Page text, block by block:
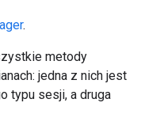
.
metody
jedna z nich jest
typu sesji, a druga